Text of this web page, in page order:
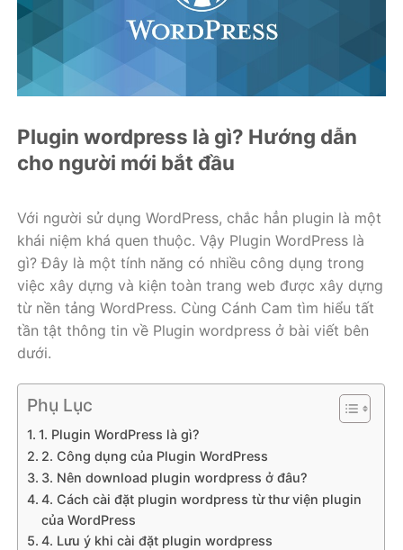
Plugin wordpress là gì? Hướng dẫn
cho người mới bắt đầu
Với người sử dụng WordPress, chắc hẳn plugin là một
khái niệm khá quen thuộc. Vậy Plugin WordPress là
gì? Đây là một tính năng có nhiều công dụng trong
việc xây dựng và kiện toàn trang web được xây dựng
từ nền tảng WordPress. Cùng Cánh Cam tìm hiểu tất
tần tật thông tin về Plugin wordpress ở bài viết bên
dưới.
Phụ Lục
1. Plugin WordPress là gì?
2. Công dụng của Plugin WordPress
3. Nên download plugin wordpress ở đâu?
4. Cách cài đặt plugin wordpress từ thư viện plugin
của WordPress
4. Lưu ý khi cài đặt plugin wordpress